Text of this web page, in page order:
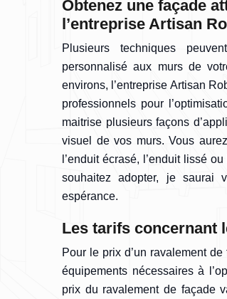
Obtenez une façade
l’entreprise Artisan
Plusieurs techniques
personnalisé aux murs de
environs, l’entreprise Artisan
professionnels pour
maitrise plusieurs façons
visuel de vos murs. Vous
l’enduit écrasé, l’enduit lissé
souhaitez adopter, je saurai
espérance.
Les tarifs concernant
Pour le prix d’un ravalement
équipements nécessaires à
prix du ravalement de façade